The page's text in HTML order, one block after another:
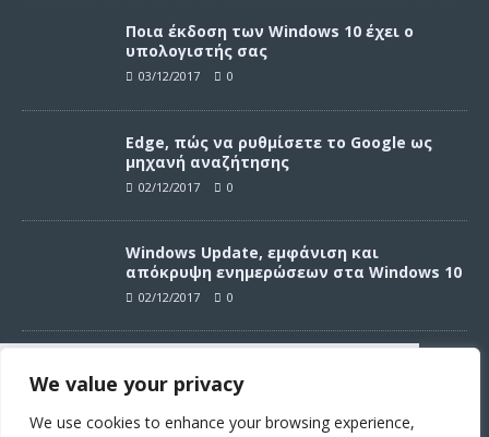
Συνεχίζοντας σε αυτό τον ιστότοπο
αποδέχεστε την χρήση των cookies
We value your privacy
We use cookies to enhance your browsing experience,
Ποια έκδοση των Windows 10 έχει ο
υπολογιστής σας
03/12/2017 0
Edge, πώς να ρυθμίσετε το Google ως
μηχανή αναζήτησης
02/12/2017 0
Windows Update, εμφάνιση και
απόκρυψη ενημερώσεων στα Windows 10
02/12/2017 0
ενημερώσεων στα Windows 10